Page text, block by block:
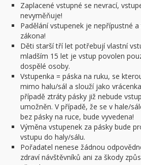
Zaplacené vstupné se nevrací,
nevyměňuje!
Padělání vstupenek je nepřípustné
zákona!
Děti starší tří let potřebují vlastní
mladším 15 let je vstup povolen
dospělé osoby.
Vstupenka = páska na ruku, se
mimo halu/sál a slouží jako
případě ztráty pásky již nebude
umožněn. V případě, že se v hale/
bez pásky na ruce, bude vyvedena!
Výměna vstupenek za pásky bude
vstupu do haly/sálu.
Pořadatel nenese žádnou
zdraví návštěvníků ani za škody